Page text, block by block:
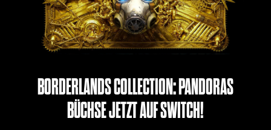
BORDERLANDS COLLECTION: PANDORAS
BÜCHSE JETZT AUF SWITCH!